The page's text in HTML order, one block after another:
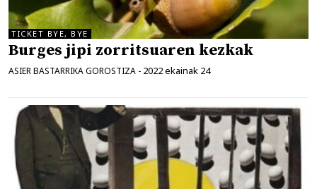
TICKET BYE, BYE
Burges jipi zorritsuaren kezkak
ASIER BASTARRIKA GOROSTIZA - 2022 ekainak 24